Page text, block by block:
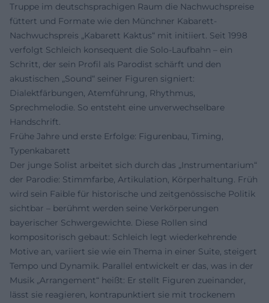
Truppe im deutschsprachigen Raum die Nachwuchspreise
füttert und Formate wie den Münchner Kabarett-
Nachwuchspreis „Kabarett Kaktus“ mit initiiert. Seit 1998
verfolgt Schleich konsequent die Solo-Laufbahn – ein
Schritt, der sein Profil als Parodist schärft und den
akustischen „Sound“ seiner Figuren signiert:
Dialektfärbungen, Atemführung, Rhythmus,
Sprechmelodie. So entsteht eine unverwechselbare
Handschrift.
Frühe Jahre und erste Erfolge: Figurenbau, Timing,
Typenkabarett
Der junge Solist arbeitet sich durch das „Instrumentarium“
der Parodie: Stimmfarbe, Artikulation, Körperhaltung. Früh
wird sein Faible für historische und zeitgenössische Politik
sichtbar – berühmt werden seine Verkörperungen
bayerischer Schwergewichte. Diese Rollen sind
kompositorisch gebaut: Schleich legt wiederkehrende
Motive an, variiert sie wie ein Thema in einer Suite, steigert
Tempo und Dynamik. Parallel entwickelt er das, was in der
Musik „Arrangement“ heißt: Er stellt Figuren zueinander,
lässt sie reagieren, kontrapunktiert sie mit trockenem